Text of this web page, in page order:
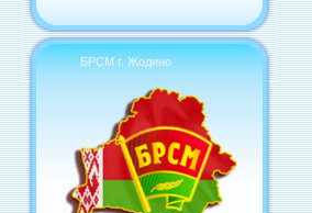
БРСМ г. Жодино